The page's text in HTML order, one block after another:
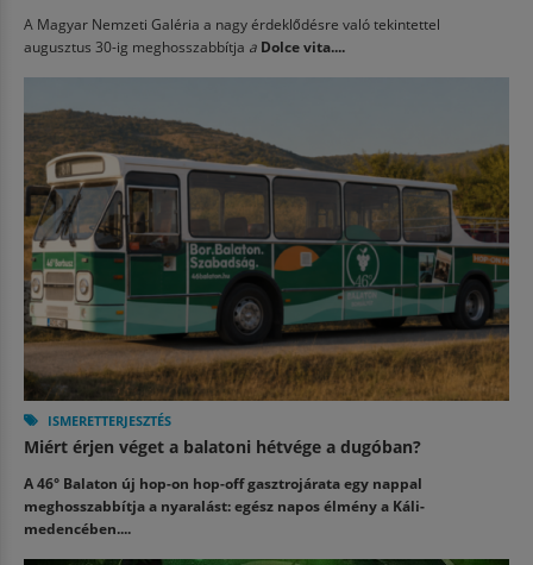
A Magyar Nemzeti Galéria a nagy érdeklődésre való tekintettel
augusztus 30-ig meghosszabbítja a Dolce vita....
ISMERETTERJESZTÉS
Miért érjen véget a balatoni hétvége a dugóban?
A 46° Balaton új hop-on hop-off gasztrojárata egy nappal
meghosszabbítja a nyaralást: egész napos élmény a Káli-
medencében....